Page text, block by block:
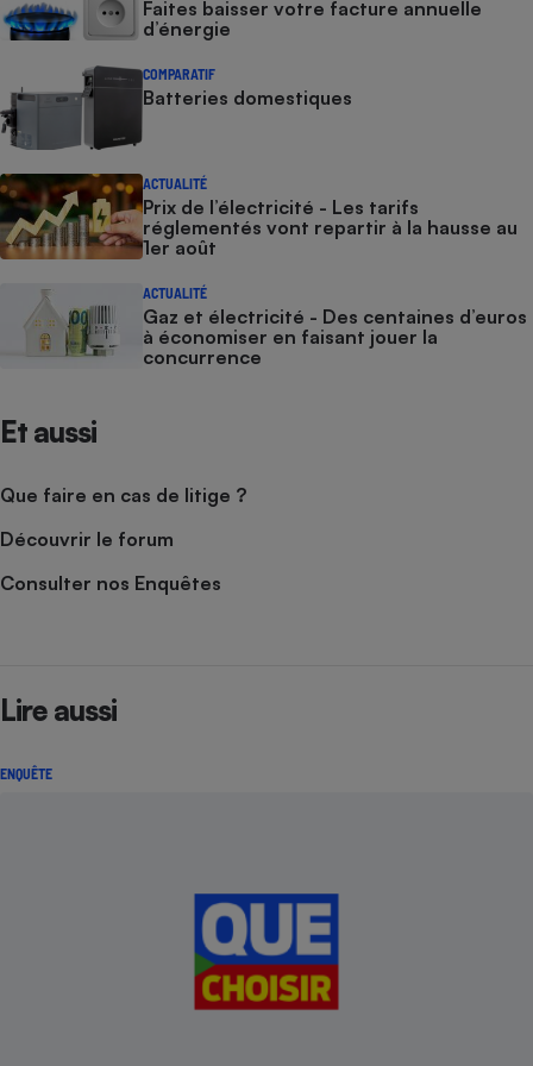
Faites baisser votre facture annuelle
d’énergie
COMPARATIF
Batteries domestiques
ACTUALITÉ
Prix de l’électricité - Les tarifs
réglementés vont repartir à la hausse au
1er août
ACTUALITÉ
Gaz et électricité - Des centaines d’euros
à économiser en faisant jouer la
concurrence
Et aussi
Que faire en cas de litige ?
Découvrir le forum
Consulter nos Enquêtes
Lire aussi
ENQUÊTE